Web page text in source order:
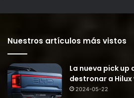
Nuestros artículos más vistos
La nueva pick up
destronar a Hilux
2024-05-22